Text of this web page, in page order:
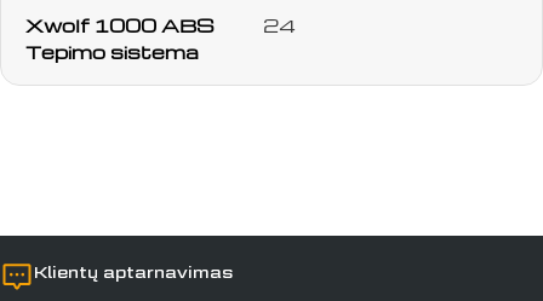
telefonas
Xwolf 1000 ABS
Tepimo sistema
24
Klientų aptarnavimas